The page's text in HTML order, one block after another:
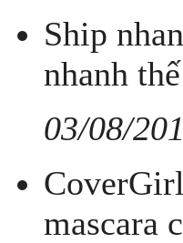
Ship
nhanh
03/08/
mascara